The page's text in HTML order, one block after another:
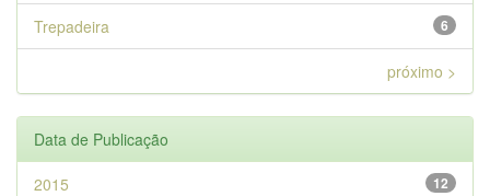
6
Trepadeira
próximo >
Data de Publicação
12
2015